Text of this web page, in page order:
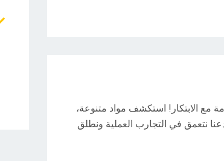
مع الابتكار! استكشف مواد متنوعة،
دعنا نتعمق في التجارب العملية ونطلق